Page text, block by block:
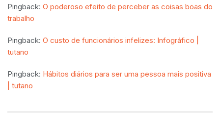
Pingback: O poderoso efeito de perceber as coisas boas do
trabalho
Pingback: O custo de funcionários infelizes: Infográfico |
tutano
Pingback: Hábitos diários para ser uma pessoa mais positiva
| tutano